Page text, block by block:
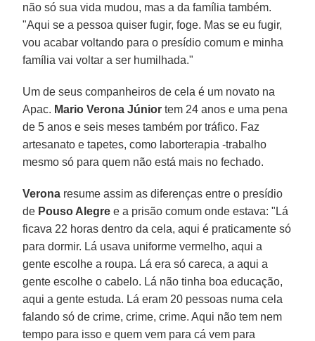
não só sua vida mudou, mas a da família também.
"Aqui se a pessoa quiser fugir, foge. Mas se eu fugir,
vou acabar voltando para o presídio comum e minha
família vai voltar a ser humilhada."
Um de seus companheiros de cela é um novato na
Apac. Mario Verona Júnior tem 24 anos e uma pena
de 5 anos e seis meses também por tráfico. Faz
artesanato e tapetes, como laborterapia -trabalho
mesmo só para quem não está mais no fechado.
Verona resume assim as diferenças entre o presídio
de Pouso Alegre e a prisão comum onde estava: "Lá
ficava 22 horas dentro da cela, aqui é praticamente só
para dormir. Lá usava uniforme vermelho, aqui a
gente escolhe a roupa. Lá era só careca, a aqui a
gente escolhe o cabelo. Lá não tinha boa educação,
aqui a gente estuda. Lá eram 20 pessoas numa cela
falando só de crime, crime, crime. Aqui não tem nem
tempo para isso e quem vem para cá vem para